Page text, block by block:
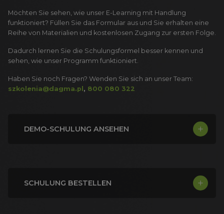
Möchten Sie sehen, wie unser E-Learning mit Handlung
funktioniert? Füllen Sie das Formular aus und Sie erhalten eine
Reihe von Materialien und kostenlosen Zugang zur ersten Folge.
Dadurch lernen Sie die Schulungsformel besser kennen und
sehen, wie unser Programm funktioniert.
Haben Sie noch Fragen? Wenden Sie sich an unser Team:
szkolenia@dagma.pl , 800 080 322
DEMO-SCHULUNG ANSEHEN
SCHULUNG BESTELLEN